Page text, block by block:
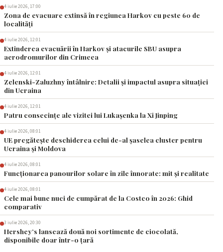
4 iulie 2026, 17:00
Zona de evacuare extinsă în regiunea Harkov cu peste 60 de
localități
4 iulie 2026, 12:01
Extinderea evacuării în Harkov și atacurile SBU asupra
aerodromurilor din Crimeea
4 iulie 2026, 12:01
Zelenski-Zaluzhny întâlnire: Detalii și impactul asupra situației
din Ucraina
4 iulie 2026, 12:01
Patru consecințe ale vizitei lui Lukașenka la Xi Jinping
4 iulie 2026, 08:01
UE pregătește deschiderea celui de-al șaselea cluster pentru
Ucraina și Moldova
4 iulie 2026, 08:01
Funcționarea panourilor solare în zile înnorate: mit și realitate
4 iulie 2026, 08:01
Cele mai bune nuci de cumpărat de la Costco în 2026: Ghid
comparativ
3 iulie 2026, 20:30
Hershey’s lansează două noi sortimente de ciocolată,
disponibile doar într-o țară